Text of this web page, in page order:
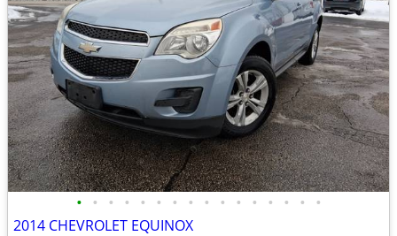
• • • • • • • • • • • • • • • •
2014 CHEVROLET EQUINOX